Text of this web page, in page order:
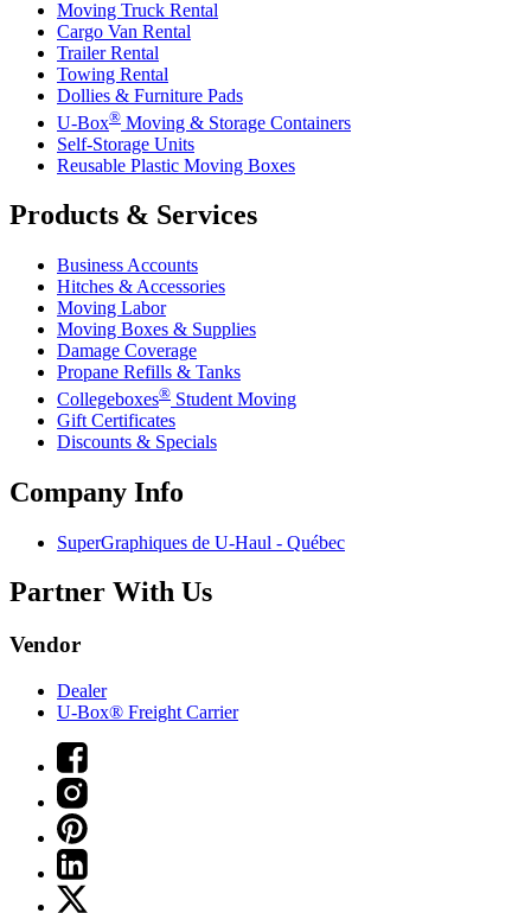
Moving Truck Rental
Cargo Van Rental
Trailer Rental
Towing Rental
Dollies & Furniture Pads
U-Box® Moving & Storage Containers
Self-Storage Units
Reusable Plastic Moving Boxes
Products & Services
Business Accounts
Hitches & Accessories
Moving Labor
Moving Boxes & Supplies
Damage Coverage
Propane Refills & Tanks
Collegeboxes® Student Moving
Gift Certificates
Discounts & Specials
Company Info
SuperGraphiques de U-Haul - Québec
Partner With Us
Vendor
Dealer
U-Box® Freight Carrier